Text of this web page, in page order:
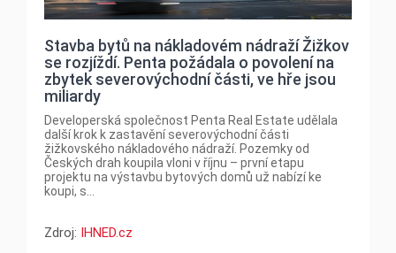
Stavba bytů na nákladovém nádraží Žižkov
se rozjíždí. Penta požádala o povolení na
zbytek severovýchodní části, ve hře jsou
miliardy
Developerská společnost Penta Real Estate udělala
další krok k zastavění severovýchodní části
žižkovského nákladového nádraží. Pozemky od
Českých drah koupila vloni v říjnu – první etapu
projektu na výstavbu bytových domů už nabízí ke
koupi, s...
Zdroj: IHNED.cz